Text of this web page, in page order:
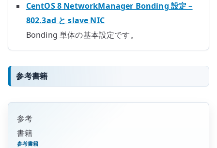
CentOS 8 NetworkManager Bonding 設定 –
802.3ad と slave NIC
Bonding 単体の基本設定です。
参考書籍
参考
書籍
参考書籍